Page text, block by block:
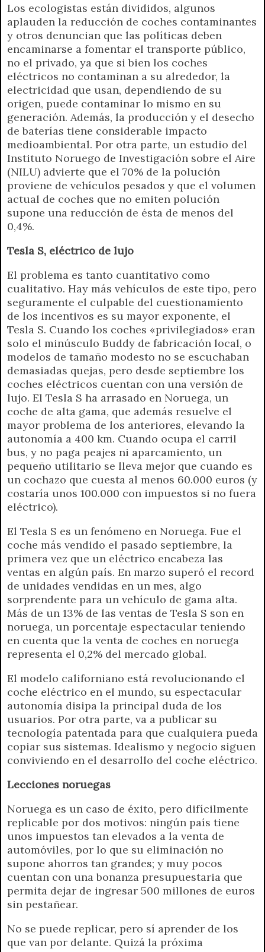
Los ecologistas están divididos, algunos
aplauden la reducción de coches contaminantes
y otros denuncian que las políticas deben
encaminarse a fomentar el transporte público,
no el privado, ya que si bien los coches
eléctricos no contaminan a su alrededor, la
electricidad que usan, dependiendo de su
origen, puede contaminar lo mismo en su
generación. Además, la producción y el desecho
de baterías tiene considerable impacto
medioambiental. Por otra parte, un estudio del
Instituto Noruego de Investigación sobre el Aire
(NILU) advierte que el 70% de la polución
proviene de vehículos pesados y que el volumen
actual de coches que no emiten polución
supone una reducción de ésta de menos del
0,4%.
Tesla S, eléctrico de lujo
El problema es tanto cuantitativo como
cualitativo. Hay más vehículos de este tipo, pero
seguramente el culpable del cuestionamiento
de los incentivos es su mayor exponente, el
Tesla S. Cuando los coches «privilegiados» eran
solo el minúsculo Buddy de fabricación local, o
modelos de tamaño modesto no se escuchaban
demasiadas quejas, pero desde septiembre los
coches eléctricos cuentan con una versión de
lujo. El Tesla S ha arrasado en Noruega, un
coche de alta gama, que además resuelve el
mayor problema de los anteriores, elevando la
autonomía a 400 km. Cuando ocupa el carril
bus, y no paga peajes ni aparcamiento, un
pequeño utilitario se lleva mejor que cuando es
un cochazo que cuesta al menos 60.000 euros (y
costaría unos 100.000 con impuestos si no fuera
eléctrico).
El Tesla S es un fenómeno en Noruega. Fue el
coche más vendido el pasado septiembre, la
primera vez que un eléctrico encabeza las
ventas en algún país. En marzo superó el record
de unidades vendidas en un mes, algo
sorprendente para un vehículo de gama alta.
Más de un 13% de las ventas de Tesla S son en
noruega, un porcentaje espectacular teniendo
en cuenta que la venta de coches en noruega
representa el 0,2% del mercado global.
El modelo californiano está revolucionando el
coche eléctrico en el mundo, su espectacular
autonomía disipa la principal duda de los
usuarios. Por otra parte, va a publicar su
tecnología patentada para que cualquiera pueda
copiar sus sistemas. Idealismo y negocio siguen
conviviendo en el desarrollo del coche eléctrico.
Lecciones noruegas
Noruega es un caso de éxito, pero difícilmente
replicable por dos motivos: ningún país tiene
unos impuestos tan elevados a la venta de
automóviles, por lo que su eliminación no
supone ahorros tan grandes; y muy pocos
cuentan con una bonanza presupuestaria que
permita dejar de ingresar 500 millones de euros
sin pestañear.
No se puede replicar, pero sí aprender de los
que van por delante. Quizá la próxima